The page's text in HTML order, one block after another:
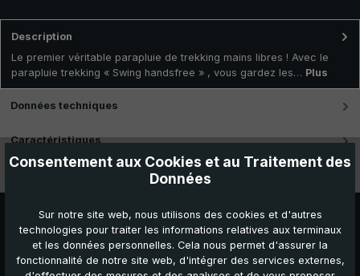
Description
Le premier véritable parapluie de trekking mains libres ! Avec le
parapluie trekking « Swing handsfree » , vous gardez les… Plus
Données techniques
Caractéristiques
Consentement aux Cookies et au Traitement des
Données
Sur notre site web, nous utilisons des cookies et d'autres
technologies pour traiter les informations relatives aux terminaux
et les données personnelles. Cela nous permet d'assurer la
fonctionnalité de notre site web, d'intégrer des services externes,